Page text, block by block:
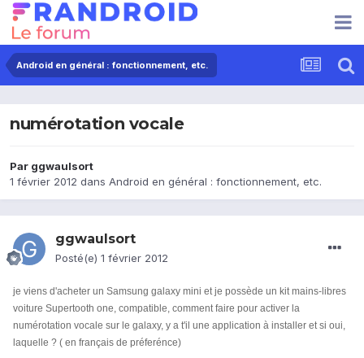
Android en général : fonctionnement, etc.
numérotation vocale
Par ggwaulsort
1 février 2012 dans Android en général : fonctionnement, etc.
ggwaulsort
Posté(e) 1 février 2012
je viens d'acheter un Samsung galaxy mini et je possède un kit mains-libres
voiture Supertooth one, compatible, comment faire pour activer la
numérotation vocale sur le galaxy, y a t'il une application à installer et si oui,
laquelle ? ( en français de préferénce)